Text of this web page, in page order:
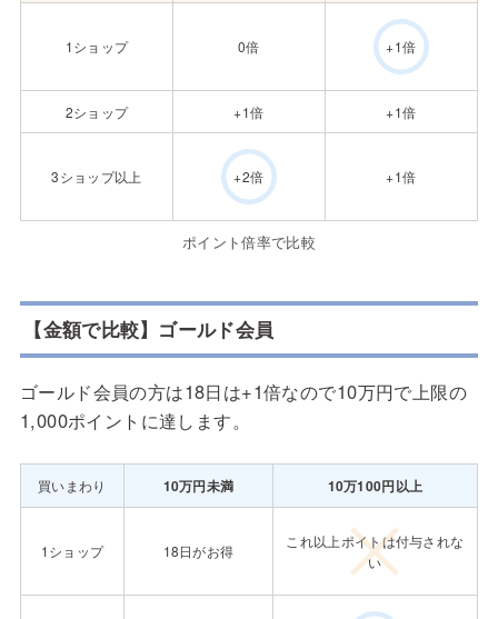
1ショップ 0倍 +1倍
2ショップ +1倍 +1倍
3ショップ以上 +2倍 +1倍
ポイント倍率で比較
【金額で比較】ゴールド会員
ゴールド会員の方は18日は+1倍なので10万円で上限の
1,000ポイントに達します。
買いまわり 10万円未満 10万100円以上
1ショップ 18日がお得
これ以上ポイトは付与されな
い